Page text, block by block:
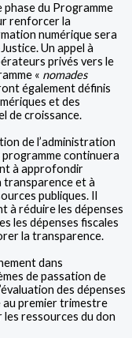
phase du Programme
renforcer la
numérique sera
Un appel à
privés vers le
« nomades
également définis
et des
de croissance.
de l’administration
continuera
à approfondir
transparence et à
publiques. Il
à réduire les dépenses
les dépenses fiscales
la transparence.
dans
de passation de
des dépenses
au premier trimestre
les ressources du don